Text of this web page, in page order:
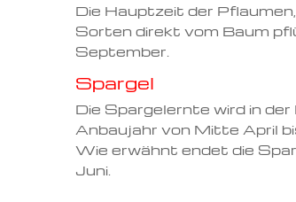
Die Hauptzeit der
Sorten direkt vom Baum
September.
Spargel
Die Spargelernte wird in
Anbaujahr von Mitte April
Wie erwähnt endet die
Juni.